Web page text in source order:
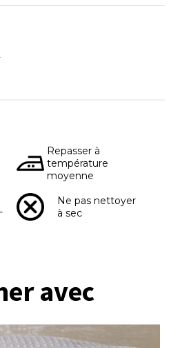
Repasser à
température
moyenne
Ne pas nettoyer
à sec
avec